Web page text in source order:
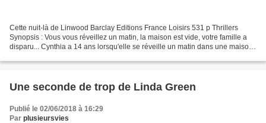
Cette nuit-là de Linwood Barclay Editions France Loisirs 531 p Thrillers
Synopsis : Vous vous réveillez un matin, la maison est vide, votre famille a
disparu... Cynthia a 14 ans lorsqu'elle se réveille un matin dans une maison
Une seconde de trop de Linda Green
Publié le 02/06/2018 à 16:29
Par plusieursvies